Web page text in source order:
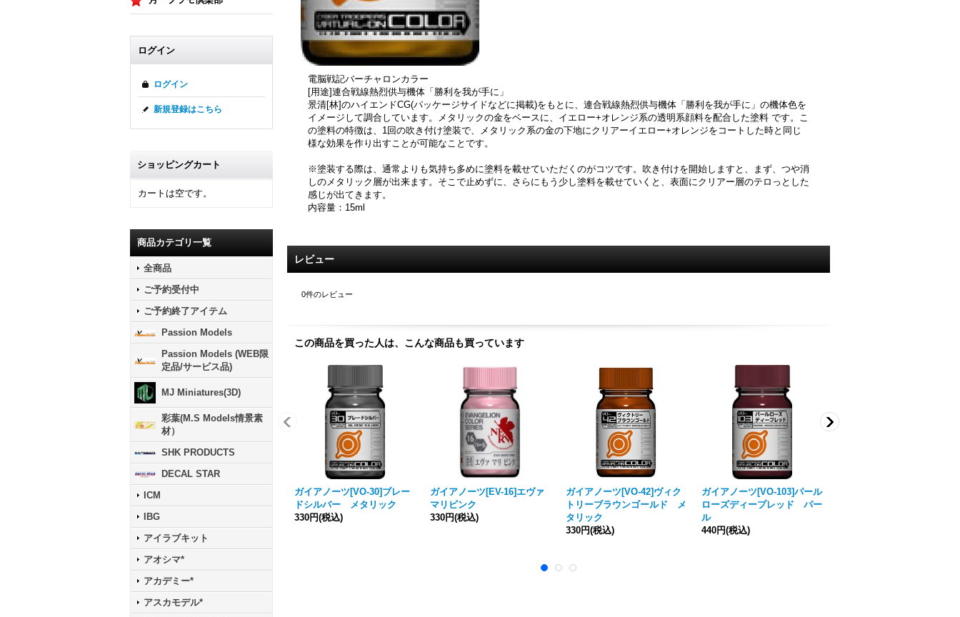
ログイン
ログイン
新規登録はこちら
ショッピングカート
カートは空です。
商品カテゴリ一覧
全商品
ご予約受付中
ご予約終了アイテム
Passion Models
Passion Models (WEB限
定品/サービス品)
MJ Miniatures(3D)
彩葉(M.S Models情景素
材）
SHK PRODUCTS
DECAL STAR
ICM
IBG
アイラブキット
アオシマ*
アカデミー*
アスカモデル*
電脳戦記バーチャロンカラー
[用途]連合戦線熱烈供与機体「勝利を我が手に」
景清[林]のハイエンドCG(パッケージサイドなどに掲載)をもとに、連合戦線熱烈供与機体「勝利を我が手に」の機体色を
イメージして調合しています。メタリックの金をベースに、イエロー+オレンジ系の透明系顔料を配合した塗料 です。こ
の塗料の特徴は、1回の吹き付け塗装で、メタリック系の金の下地にクリアーイエロー+オレンジをコートした時と同じ
様な効果を作り出すことが可能なことです。
※塗装する際は、通常よりも気持ち多めに塗料を載せていただくのがコツです。吹き付けを開始しますと、まず、つや消
しのメタリック層が出来ます。そこで止めずに、さらにもう少し塗料を載せていくと、表面にクリアー層のテロっとした
感じが出てきます。
内容量：15ml
レビュー
0件のレビュー
この商品を買った人は、こんな商品も買っています
ガイアノーツ[VO-30]ブレー
ドシルバー メタリック
330円(税込)
ガイアノーツ[EV-16]エヴァ
マリピンク
330円(税込)
ガイアノーツ[VO-42]ヴィク
トリーブラウンゴールド メ
タリック
330円(税込)
ガイアノーツ[VO-103]パール
ローズディープレッド パー
ル
440円(税込)